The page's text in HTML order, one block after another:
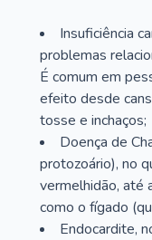
Insuficiência
problemas
É comum em
efeito desde
tosse e inchaços;
Doença de
protozoário), no
vermelhidão, até
como o fígado
Endocardite,